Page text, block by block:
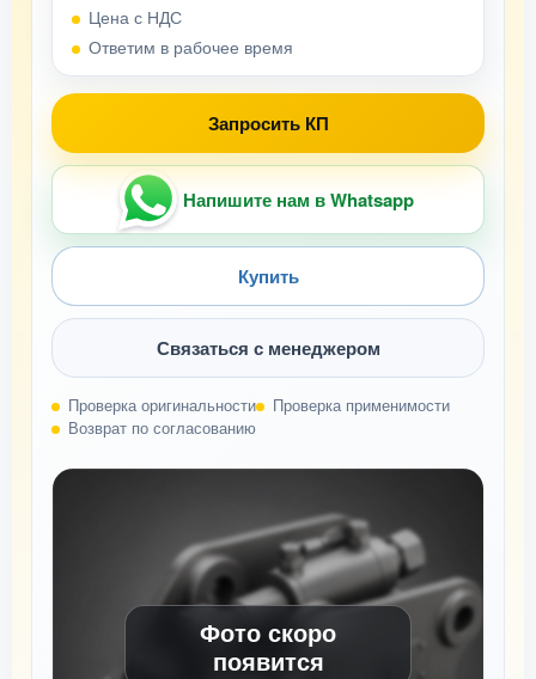
Цена с НДС
Ответим в рабочее время
Запросить КП
Напишите нам в Whatsapp
Купить
Связаться с менеджером
Проверка оригинальности
Проверка применимости
Возврат по согласованию
Фото скоро
появится